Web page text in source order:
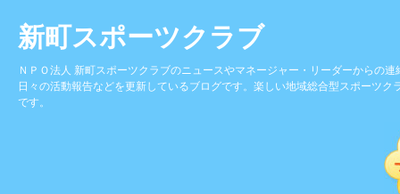
新町スポーツクラブ
ＮＰＯ法人 新町スポーツクラブのニュースやマネージャー・リーダーからの連
日々の活動報告などを更新しているブログです。楽しい地域総合型スポーツク
です。